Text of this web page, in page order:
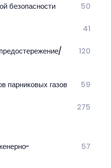
безопасности 50
41
120
парниковых газов 59
275
57